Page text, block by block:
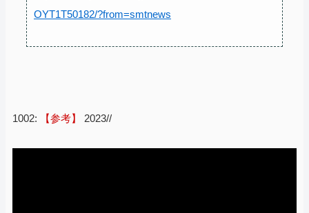
OYT1T50182/?from=smtnews
1002: 【参考】 2023//